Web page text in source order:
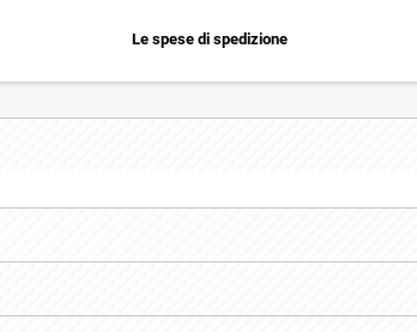
Le spese di spedizione